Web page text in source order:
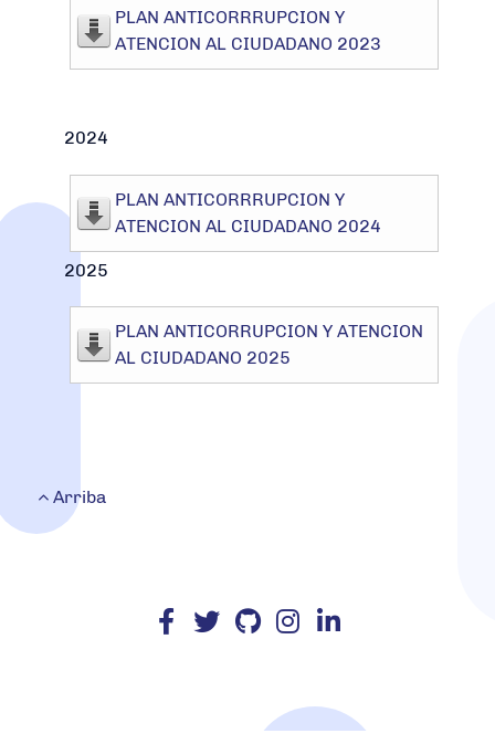
PLAN ANTICORRRUPCION Y
ATENCION AL CIUDADANO 2023
2024
PLAN ANTICORRRUPCION Y
ATENCION AL CIUDADANO 2024
2025
PLAN ANTICORRUPCION Y ATENCION
AL CIUDADANO 2025
Arriba